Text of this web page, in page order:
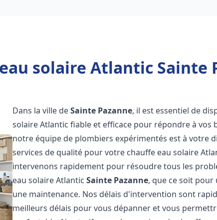
solaire Atlantic Sainte
Dans la ville deSainte Pazanne, il est essentiel de
solaire Atlantic fiable et efficace pour répondre à vos
notre équipe de plombiers expérimentés est à votre
services de qualité pour votre chauffe eau solaire
intervenons rapidement pour résoudre tous les
eau solaire AtlanticSainte Pazanne, que ce soit
une maintenance. Nos délais d'intervention sont
meilleurs délais pour vous dépanner et vous